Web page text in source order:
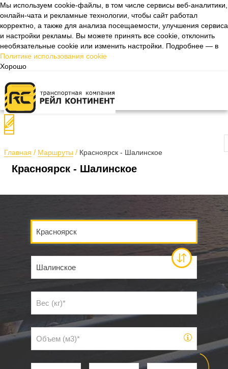
Мы используем cookie-файлы, в том числе сервисы веб-аналитики,
онлайн-чата и рекламные технологии, чтобы сайт работал
корректно, а также для анализа посещаемости, улучшения сервиса
и настройки рекламы. Вы можете принять все cookie, отклонить
необязательные cookie или изменить настройки. Подробнее — в
Политике использования cookie
Хорошо
Назад
Главная Маршруты Красноярск - Шалинское
Красноярск - Шалинское